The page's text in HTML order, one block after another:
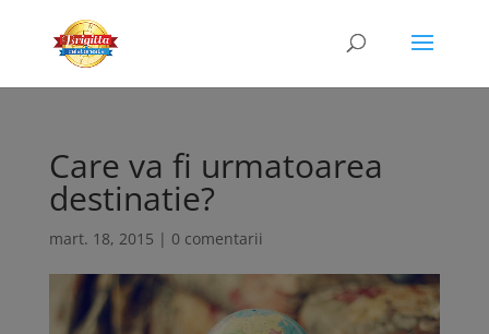
Care va fi urmatoarea
destinatie?
mart. 18, 2015 | 0 comentarii